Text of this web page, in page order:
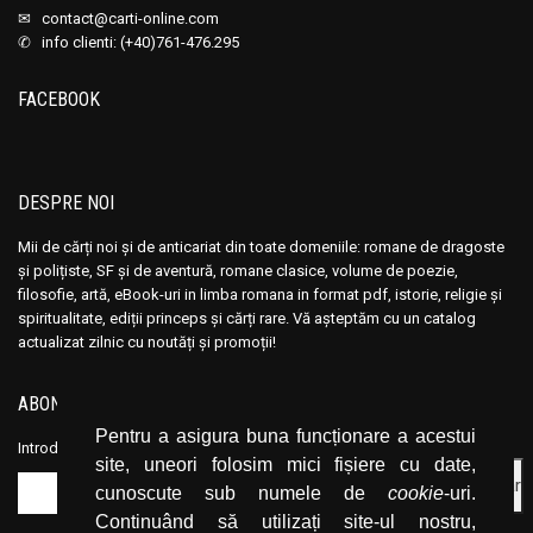
Pentru a asigura buna funcționare a acestui
site, uneori folosim mici fișiere cu date,
cunoscute sub numele de cookie-uri.
Continuând să utilizați site-ul nostru,
Andre Vauchez
Andrea Young
Andrei Bantas
Andrei Oisteanu
Andrei Pintilie
Andrei Plesu
Andrew Newberg
Andrew Stacy
Angelica Montemaggiore
Andre Vauchez
Andrea Young
Andrei Bantas
Andrei Oisteanu
Andrei Pintilie
Andrei Plesu
Andrew Newberg
Andrew Stacy
Angelica Montemaggiore
✉ contact@carti-online.com
✆ info clienti: (+40)761-476.295
FACEBOOK
DESPRE NOI
Mii de cărți noi și de anticariat din toate domeniile: romane de dragoste
și polițiste, SF și de aventură, romane clasice, volume de poezie,
filosofie, artă, eBook-uri in limba romana in format pdf, istorie, religie și
spiritualitate, ediții princeps și cărți rare. Vă așteptăm cu un catalog
actualizat zilnic cu noutăți și promoții!
ABONEAZĂ-TE LA NEWSLETTER
Introduceți adresa dvs. de email și dați click pe butonul de abonare.